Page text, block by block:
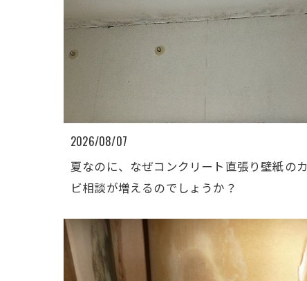
2026/08/07
夏なのに、なぜコンクリート直張り壁紙のカ
ビ相談が増えるのでしょうか？